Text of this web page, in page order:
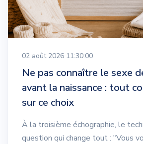
02 août 2026 11:30:00
Ne pas connaître le sexe
avant la naissance : tout
sur ce choix
À la troisième échographie, le
question qui change tout : "Vous